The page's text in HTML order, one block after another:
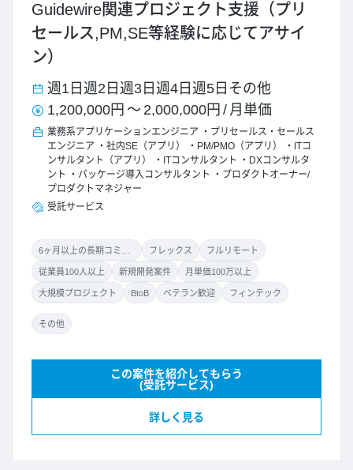
Guidewire関連プロジェクト支援（プリ
セールス,PM,SE等経験に応じてアサイ
ン）
週1日 週2日 週3日 週4日 週5日 その他
1,200,000円 ～ 2,000,000円 / 月単価
業務系アプリケーションエンジニア
プリセールス・セールス
エンジニア
社内SE（アプリ） PM/PMO（アプリ）
ITコ
ンサルタント（アプリ）
ITコンサルタント
DXコンサルタ
ント
パッケージ導入コンサルタント
プロダクトオーナー/
プロダクトマネジャー
受託サービス
フレックス フルリモート
従業員100人以上 新規開発案件 月単価100万以上
大規模プロジェクト BtoB ベテラン歓迎 フィンテック
その他
詳しく見る
この案件を紹介してもらう
(受託サービス)